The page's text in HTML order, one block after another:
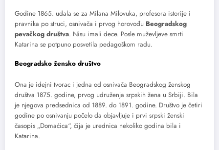
Godine 1865. udala se za Milana Milovuka, profesora istorije i
pravnika po struci, osnivača i prvog horovođu Beogradskog
pevačkog društva. Nisu imali dece. Posle muževljeve smrti
Katarina se potpuno posvetila pedagoškom radu.
Beogradsko žensko društvo
Ona je idejni tvorac i jedna od osnivača Beogradskog ženskog
društva 1875. godine, prvog udruženja srpskih žena u Srbiji. Bila
je njegova predsednica od 1889. do 1891. godine. Društvo je četiri
godine po osnivanju počelo da objavljuje i prvi srpski ženski
časopis „Domaćica“, čija je urednica nekoliko godina bila i
Katarina.